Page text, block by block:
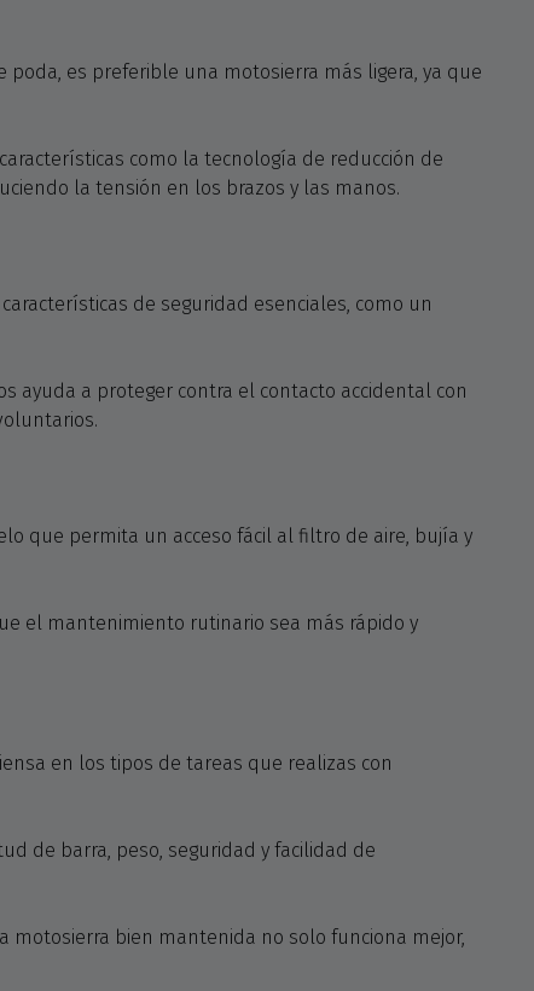
es preferible una motosierra más ligera, ya que
como la tecnología de reducción de
la tensión en los brazos y las manos.
de seguridad esenciales, como un
ayuda a proteger contra el contacto accidental con
que permita un acceso fácil al filtro de aire, bujía y
el mantenimiento rutinario sea más rápido y
en los tipos de tareas que realizas con
de barra, peso, seguridad y facilidad de
bien mantenida no solo funciona mejor,